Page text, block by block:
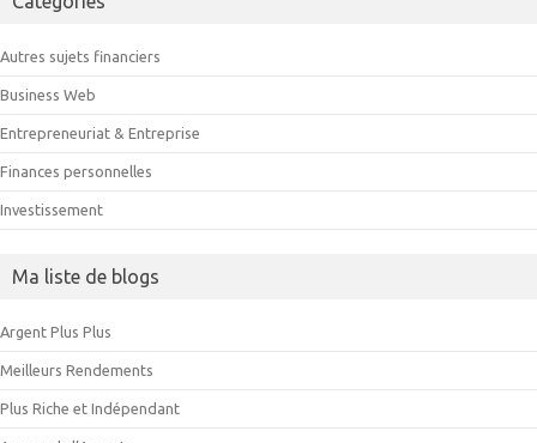
Autres sujets financiers
Business Web
Entrepreneuriat & Entreprise
Finances personnelles
Investissement
Ma liste de blogs
Argent Plus Plus
Meilleurs Rendements
Plus Riche et Indépendant